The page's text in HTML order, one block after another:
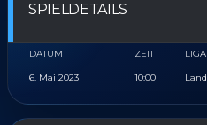
SPIELDETAILS
DATUM ZEIT LIGA
6. Mai 2023 10:00